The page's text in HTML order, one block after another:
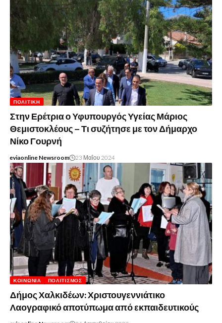
ΠΟΛΙΤΙΚΉ
Στην Ερέτρια ο Υφυπουργός Υγείας Μάριος
Θεμιστοκλέους – Τι συζήτησε με τον Δήμαρχο
Νίκο Γουρνή
eviaonline Newsroom 23 Μαΐου 2024
ΚΟΙΝΩΝΊΑ ΠΟΛΙΤΙΣΜΌΣ
Δήμος Χαλκιδέων: Χριστουγεννιάτικο
Λαογραφικό αποτύπωμα από εκπαιδευτικούς